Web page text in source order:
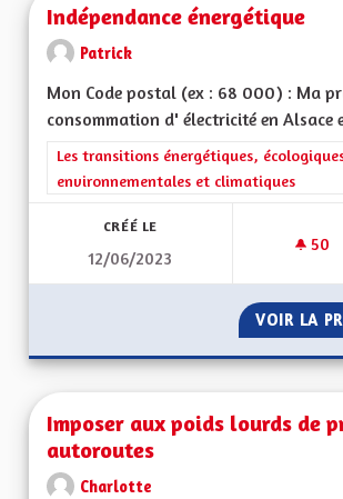
Indépendance énergétique
Patrick
Mon Code postal (ex : 68 000) : Ma
consommation d' électricité en Alsace
Filtrer les résultats de la catégorie :
Les transitions énergétiques,
environnementales et climatiques
CRÉÉ LE
12/06/2023
50
VOIR LA
Imposer aux poids lourds de
autoroutes
Charlotte